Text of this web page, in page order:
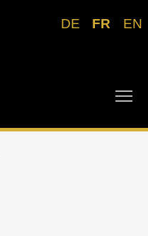
DE FR EN